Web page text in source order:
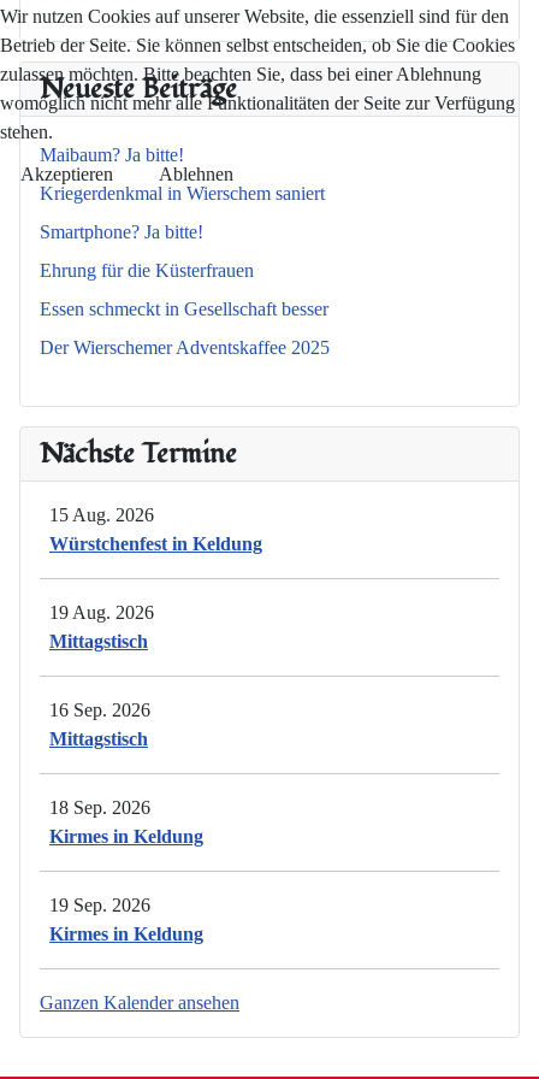
Neueste Beiträge
Maibaum? Ja bitte!
Kriegerdenkmal in Wierschem saniert
Smartphone? Ja bitte!
Ehrung für die Küsterfrauen
Essen schmeckt in Gesellschaft besser
Der Wierschemer Adventskaffee 2025
Nächste Termine
15 Aug. 2026
Würstchenfest in Keldung
19 Aug. 2026
Mittagstisch
16 Sep. 2026
Mittagstisch
18 Sep. 2026
Kirmes in Keldung
19 Sep. 2026
Kirmes in Keldung
Ganzen Kalender ansehen
Wir nutzen Cookies auf unserer Website, die essenziell sind für den
Betrieb der Seite. Sie können selbst entscheiden, ob Sie die Cookies
zulassen möchten. Bitte beachten Sie, dass bei einer Ablehnung
womöglich nicht mehr alle Funktionalitäten der Seite zur Verfügung
stehen.
Akzeptieren Ablehnen